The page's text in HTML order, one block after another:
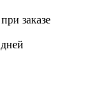
заказе